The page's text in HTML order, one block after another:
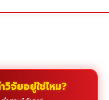
วิจัยอยู่ใช่ไหม?